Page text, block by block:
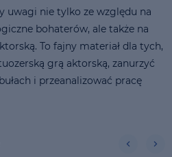
nie tylko ze względu na
bohaterów, ale także na
To fajny materiał dla tych,
grą aktorską, zanurzyć
i przeanalizować pracę